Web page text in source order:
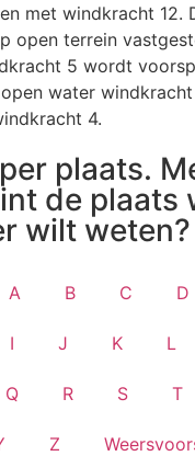
met windkracht 12.
open terrein
5 wordt
water
4.
plaats.
de plaats
wilt weten?
A B C D
I J K L
Q R S T
Z